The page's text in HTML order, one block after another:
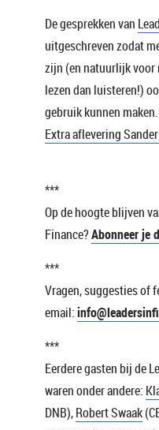
De gesprekken van
uitgeschreven zodat
zijn (en natuurlijk voor
lezen dan luisteren!)
gebruik kunnen
Extra aflevering
***
Op de hoogte blijven
Finance?Abonneer je
***
Vragen, suggesties of
email:
***
Eerdere gasten bij de
waren onder andere:
DNB),Robert Swaak